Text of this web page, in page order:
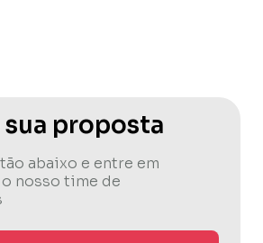
proposta
abaixo e entre em
nosso time de